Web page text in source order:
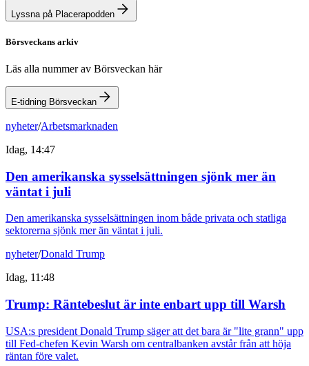
Lyssna på Placerapodden
Börsveckans arkiv
Läs alla nummer av Börsveckan här
E-tidning Börsveckan
nyheter/Arbetsmarknaden
Idag, 14:47
Den amerikanska sysselsättningen sjönk mer än
väntat i juli
Den amerikanska sysselsättningen inom både privata och statliga
sektorerna sjönk mer än väntat i juli.
nyheter/Donald Trump
Idag, 11:48
Trump: Räntebeslut är inte enbart upp till Warsh
USA:s president Donald Trump säger att det bara är "lite grann" upp
till Fed-chefen Kevin Warsh om centralbanken avstår från att höja
räntan före valet.